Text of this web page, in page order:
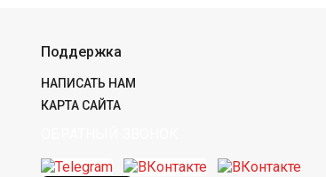
Поддержка
НАПИСАТЬ НАМ
КАРТА САЙТА